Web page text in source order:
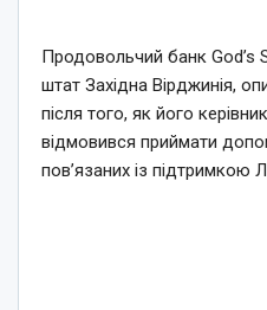
Продовольчий банк God’s
штат Західна Вірджинія,
після того, як його
відмовився приймати
пов’язаних із підтримкою